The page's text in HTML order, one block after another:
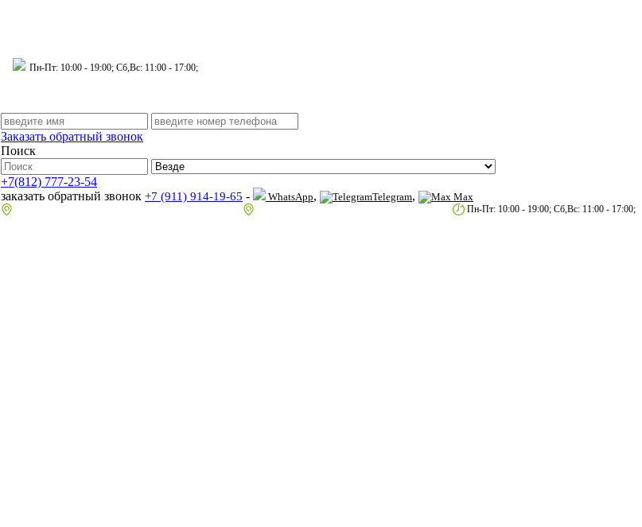
Пн-Пт: 10:00 - 19:00; Сб,Вс: 11:00 - 17:00;
Заказать обратный звонок
Поиск
+7(812) 777-23-54
заказать обратный звонок +7 (911) 914-19-65 - WhatsApp, Telegram, Max
Пн-Пт: 10:00 - 19:00; Сб,Вс: 11:00 - 17:00;